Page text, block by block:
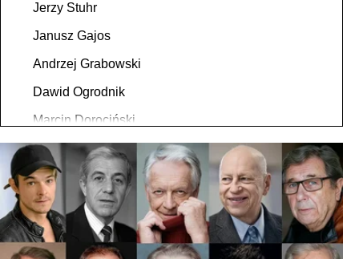
Jerzy Stuhr
Janusz Gajos
Andrzej Grabowski
Dawid Ogrodnik
Marcin Dorociński
Daniel Olbrychski
Andrzej Chyra
Polscy aktorzy osiągający międzynarodowy
sukces
Zakończenie